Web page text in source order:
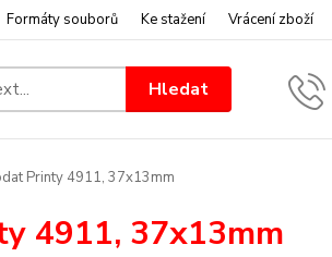
Formáty souborů Ke stažení Vrácení zboží
Hledat
Printy 4911, 37x13mm
4911, 37x13mm